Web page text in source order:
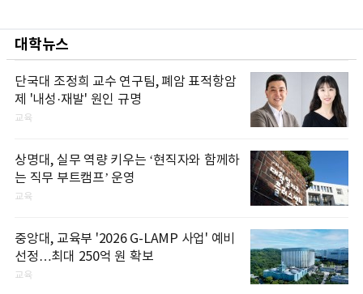
대학뉴스
단국대 조정희 교수 연구팀, 폐암 표적항암
제 '내성·재발' 원인 규명
교육
상명대, 실무 역량 키우는 ‘현직자와 함께하
는 직무 부트캠프’ 운영
교육
중앙대, 교육부 '2026 G-LAMP 사업' 예비
선정…최대 250억 원 확보
교육